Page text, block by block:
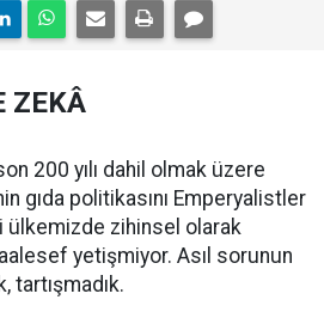
ZEKÂ
200 yılı dahil olmak üzere
gıda politikasını Emperyalistler
ülkemizde zihinsel olarak
yetişmiyor. Asıl sorunun
tartışmadık.